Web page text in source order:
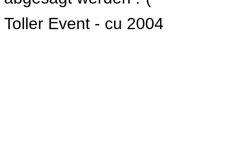
Toller Event - cu 2004